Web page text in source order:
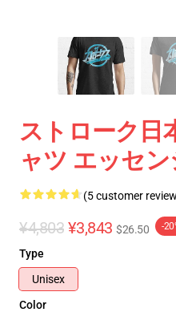
ストローク日
ャツ エッセ
(5 customer
¥4,803 ¥3,843 $26.50 -
Type
Unisex
Color